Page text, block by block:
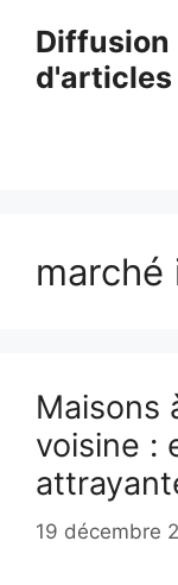
contenu
Diffusion
d'articles
marché
Maisons
voisine :
19 décembre